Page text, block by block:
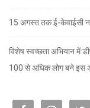
15 अगस्त तक ई-केवाईसी
विशेष स्वच्छता अभियान में
100 से अधिक लोग बने इस